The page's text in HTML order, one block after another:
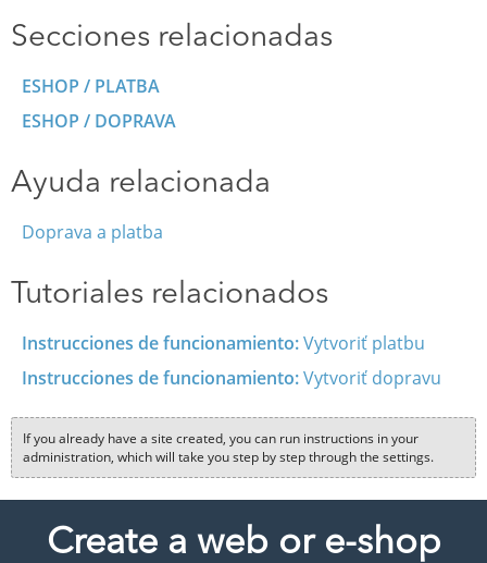
Secciones relacionadas
ESHOP / PLATBA
ESHOP / DOPRAVA
Ayuda relacionada
Doprava a platba
Tutoriales relacionados
Instrucciones de funcionamiento:Vytvoriť platbu
Instrucciones de funcionamiento:Vytvoriť dopravu
If you already have a site created, you can run instructions in your
administration, which will take you step by step through the settings.
Create a web or e-shop